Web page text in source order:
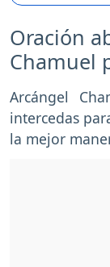
Oración
Chamuel
Arcángel
intercedas
la mejor